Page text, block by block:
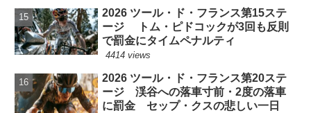
2026 ツール・ド・フランス第15ステ
ージ トム・ピドコックが3回も反則
で罰金にタイムペナルティ
4414 views
2026 ツール・ド・フランス第20ステ
ージ 渓谷への落車寸前・2度の落車
に罰金 セップ・クスの悲しい一日